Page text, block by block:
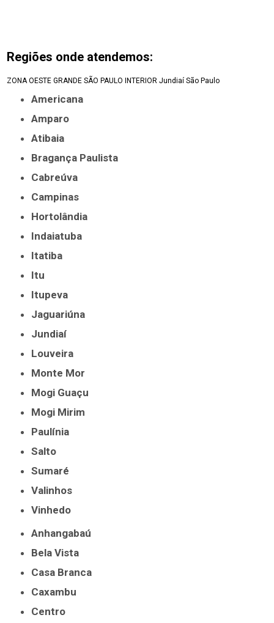
Regiões onde atendemos:
ZONA OESTE GRANDE SÃO PAULO INTERIOR Jundiaí São Paulo
Americana
Amparo
Atibaia
Bragança Paulista
Cabreúva
Campinas
Hortolândia
Indaiatuba
Itatiba
Itu
Itupeva
Jaguariúna
Jundiaí
Louveira
Monte Mor
Mogi Guaçu
Mogi Mirim
Paulínia
Salto
Sumaré
Valinhos
Vinhedo
Anhangabaú
Bela Vista
Casa Branca
Caxambu
Centro